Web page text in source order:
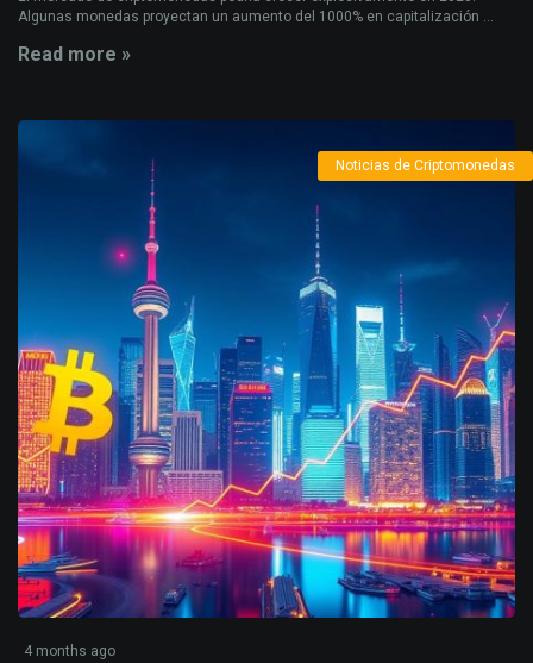
Algunas monedas proyectan un aumento del 1000% en capitalización ...
Read more »
Noticias de Criptomonedas
4 months ago